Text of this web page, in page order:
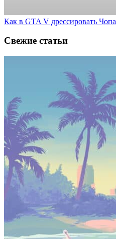
Как в GTA V дрессировать Чопа
Свежие статьи